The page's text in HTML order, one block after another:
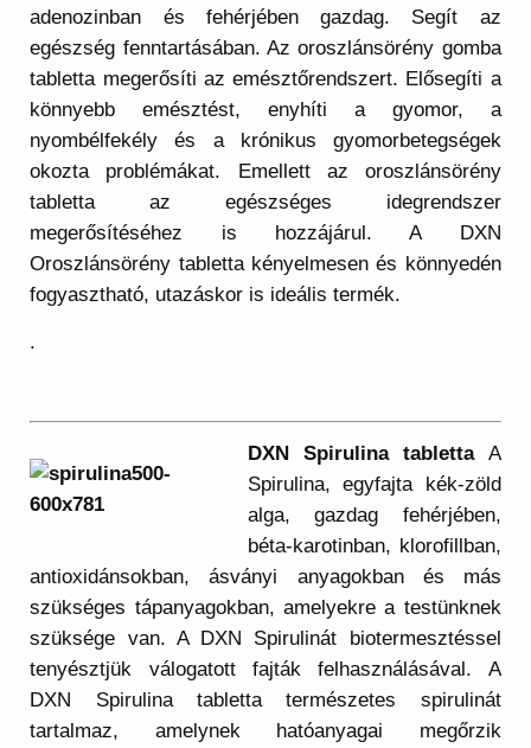
adenozinban és fehérjében gazdag. Segít az
egészség fenntartásában. Az oroszlánsörény gomba
tabletta megerősíti az emésztőrendszert. Elősegíti a
könnyebb emésztést, enyhíti a gyomor, a
nyombélfekély és a krónikus gyomorbetegségek
okozta problémákat. Emellett az oroszlánsörény
tabletta az egészséges idegrendszer
megerősítéséhez is hozzájárul. A DXN
Oroszlánsörény tabletta kényelmesen és könnyedén
fogyasztható, utazáskor is ideális termék.
.
DXN Spirulina tablettaA
Spirulina, egyfajta kék-zöld
alga, gazdag fehérjében,
béta-karotinban, klorofillban,
antioxidánsokban, ásványi anyagokban és más
szükséges tápanyagokban, amelyekre a testünknek
szüksége van. A DXN Spirulinát biotermesztéssel
tenyésztjük válogatott fajták felhasználásával. A
DXN Spirulina tabletta természetes spirulinát
tartalmaz, amelynek hatóanyagai megőrzik